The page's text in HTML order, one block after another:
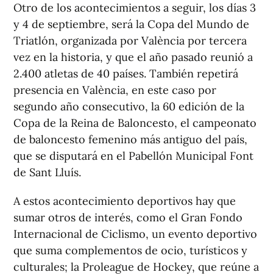
Otro de los acontecimientos a seguir, los días 3
y 4 de septiembre, será la Copa del Mundo de
Triatlón, organizada por València por tercera
vez en la historia, y que el año pasado reunió a
2.400 atletas de 40 países. También repetirá
presencia en València, en este caso por
segundo año consecutivo, la 60 edición de la
Copa de la Reina de Baloncesto, el campeonato
de baloncesto femenino más antiguo del país,
que se disputará en el Pabellón Municipal Font
de Sant Lluís.
A estos acontecimiento deportivos hay que
sumar otros de interés, como el Gran Fondo
Internacional de Ciclismo, un evento deportivo
que suma complementos de ocio, turísticos y
culturales; la Proleague de Hockey, que reúne a